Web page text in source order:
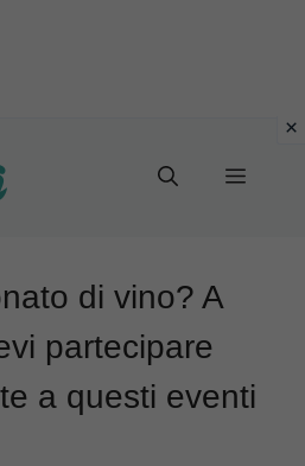
Menu
di vino? A
partecipare
a questi eventi